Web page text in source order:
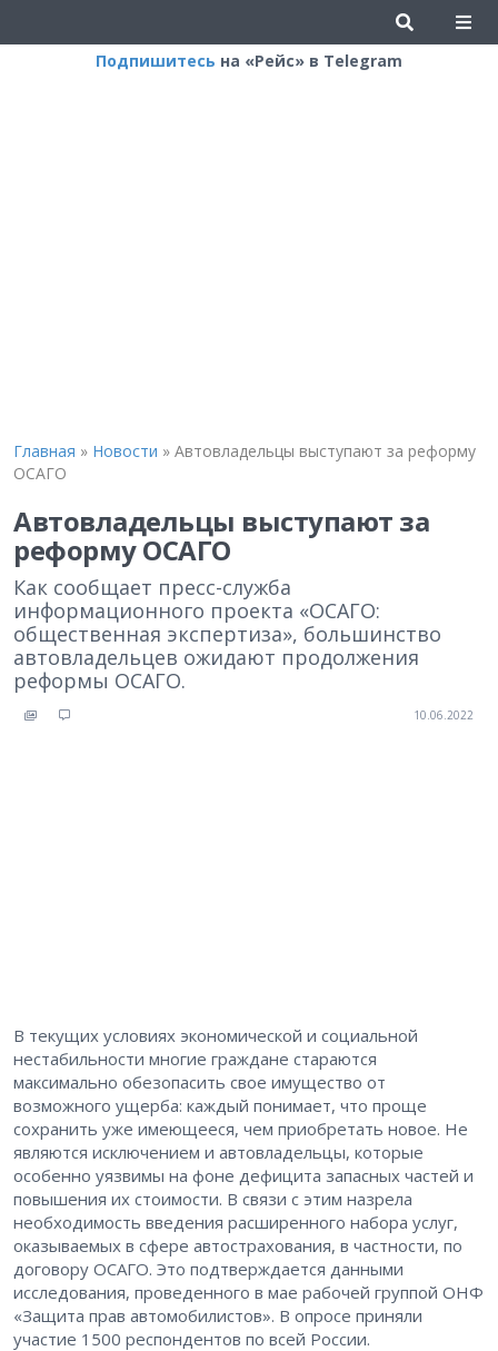
Подпишитесь на «Рейс» в Telegram
Главная » Новости » Автовладельцы выступают за реформу
ОСАГО
Автовладельцы выступают за
реформу ОСАГО
Как сообщает пресс-служба
информационного проекта «ОСАГО:
общественная экспертиза», большинство
автовладельцев ожидают продолжения
реформы ОСАГО.
10.06.2022
В текущих условиях экономической и социальной
нестабильности многие граждане стараются
максимально обезопасить свое имущество от
возможного ущерба: каждый понимает, что проще
сохранить уже имеющееся, чем приобретать новое. Не
являются исключением и автовладельцы, которые
особенно уязвимы на фоне дефицита запасных частей и
повышения их стоимости. В связи с этим назрела
необходимость введения расширенного набора услуг,
оказываемых в сфере автострахования, в частности, по
договору ОСАГО. Это подтверждается данными
исследования, проведенного в мае рабочей группой ОНФ
«Защита прав автомобилистов». В опросе приняли
участие 1500 респондентов по всей России.